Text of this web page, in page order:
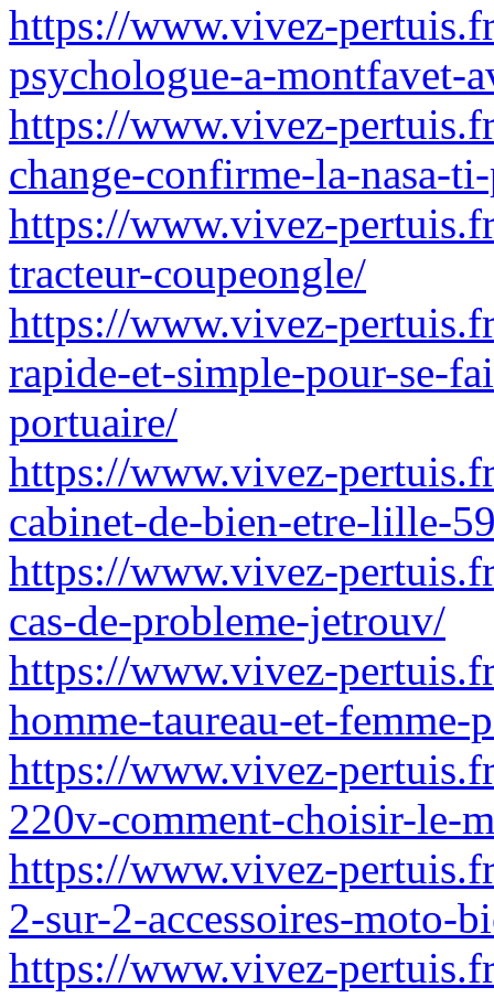
https://www.vivez-
psychologue-a-montfavet-
https://www.vivez-
change-confirme-la-nasa-
https://www.vivez-
tracteur-coupeongle/
https://www.vivez-
rapide-et-simple-pour-se-
portuaire/
https://www.vivez-
cabinet-de-bien-etre-lille-
https://www.vivez-
cas-de-probleme-jetrouv/
https://www.vivez-
homme-taureau-et-femme-
https://www.vivez-
220v-comment-choisir-le-
https://www.vivez-
2-sur-2-accessoires-moto-
https://www.vivez-